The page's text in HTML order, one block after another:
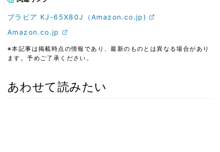
ブラビア KJ-65X80J（Amazon.co.jp)
Amazon.co.jp
※本記事は掲載時点の情報であり、最新のものとは異なる場合があり
ます。予めご了承ください。
あわせて読みたい